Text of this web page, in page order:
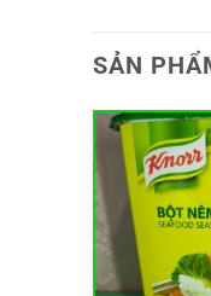
SẢN